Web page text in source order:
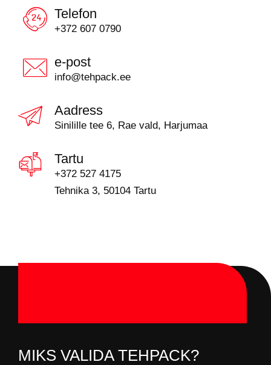
Telefon
+372 607 0790
e-post
info@tehpack.ee
Aadress
Sinilille tee 6, Rae vald, Harjumaa
Tartu
+372 527 4175
Tehnika 3, 50104 Tartu
MIKS VALIDA TEHPACK?